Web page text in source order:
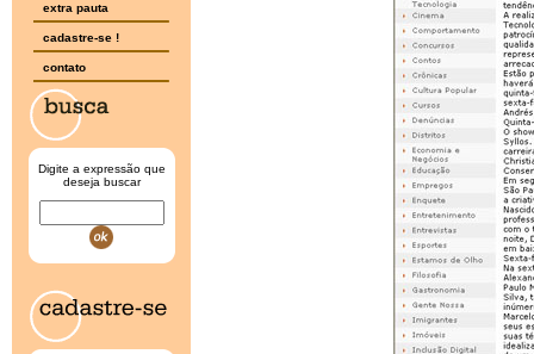
extra pauta
cadastre-se !
contato
Digite a expressão que
deseja buscar